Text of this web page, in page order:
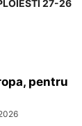
27-26
pentru